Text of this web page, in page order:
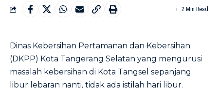
2 Min Read
Dinas Kebersihan Pertamanan dan Kebersihan
(DKPP) Kota Tangerang Selatan yang mengurusi
masalah kebersihan di Kota Tangsel sepanjang
libur lebaran nanti, tidak ada istilah hari libur.